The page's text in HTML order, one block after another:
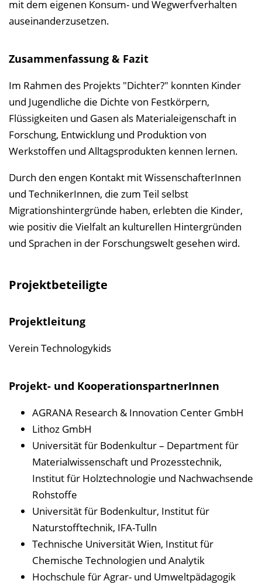
mit dem eigenen Konsum- und Wegwerfverhalten
auseinanderzusetzen.
Zusammenfassung & Fazit
Im Rahmen des Projekts "Dichter?" konnten Kinder
und Jugendliche die Dichte von Festkörpern,
Flüssigkeiten und Gasen als Materialeigenschaft in
Forschung, Entwicklung und Produktion von
Werkstoffen und Alltagsprodukten kennen lernen.
Durch den engen Kontakt mit WissenschafterInnen
und TechnikerInnen, die zum Teil selbst
Migrationshintergründe haben, erlebten die Kinder,
wie positiv die Vielfalt an kulturellen Hintergründen
und Sprachen in der Forschungswelt gesehen wird.
Projektbeteiligte
Projektleitung
Verein Technologykids
Projekt- und KooperationspartnerInnen
AGRANA Research & Innovation Center GmbH
Lithoz GmbH
Universität für Bodenkultur – Department für
Materialwissenschaft und Prozesstechnik,
Institut für Holztechnologie und Nachwachsende
Rohstoffe
Universität für Bodenkultur, Institut für
Naturstofftechnik, IFA-Tulln
Technische Universität Wien, Institut für
Chemische Technologien und Analytik
Hochschule für Agrar- und Umweltpädagogik